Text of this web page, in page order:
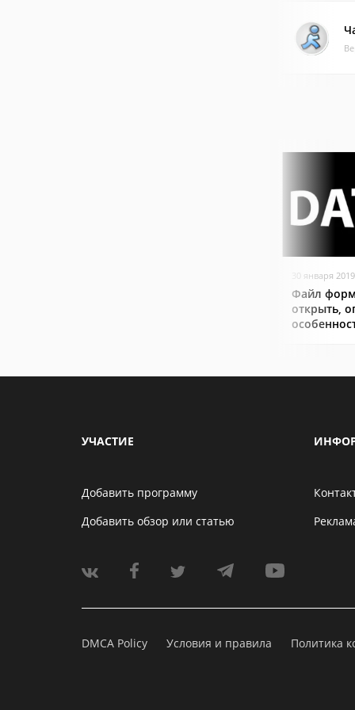
30 января 2019
Файл
открыть,
УЧАСТИЕ
Добавить программу
Добавить обзор или статью
DMCA Policy Условия и правила Политика